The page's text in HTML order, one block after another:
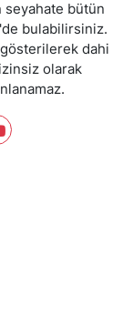
seyahate bütün
bulabilirsiniz.
dahi
olarak